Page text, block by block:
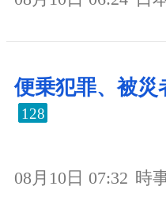
便乗犯罪、被災
128
08月10日 07:32 時